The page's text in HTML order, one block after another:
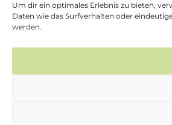
Um dir ein optimales Erlebnis zu bieten,
Daten wie das Surfverhalten oder
werden.